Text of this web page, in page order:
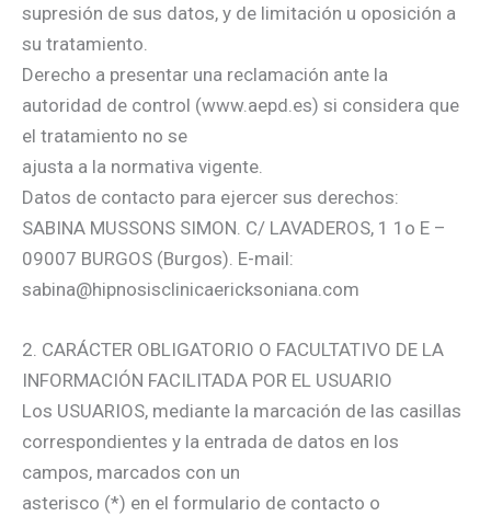
supresión de sus datos, y de limitación u oposición a
su tratamiento.
Derecho a presentar una reclamación ante la
autoridad de control (www.aepd.es) si considera que
el tratamiento no se
ajusta a la normativa vigente.
Datos de contacto para ejercer sus derechos:
SABINA MUSSONS SIMON. C/ LAVADEROS, 1 1o E –
09007 BURGOS (Burgos). E-mail:
sabina@hipnosisclinicaericksoniana.com
2. CARÁCTER OBLIGATORIO O FACULTATIVO DE LA
INFORMACIÓN FACILITADA POR EL USUARIO
Los USUARIOS, mediante la marcación de las casillas
correspondientes y la entrada de datos en los
campos, marcados con un
asterisco (*) en el formulario de contacto o